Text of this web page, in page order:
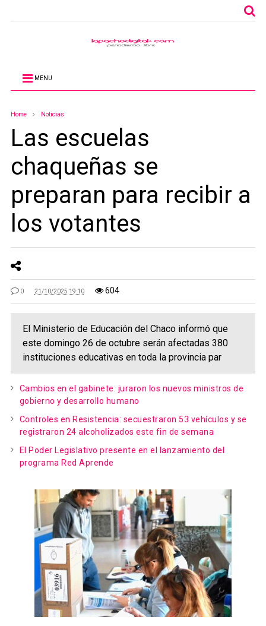
MENU
Home Noticias
Las escuelas
chaqueñas se
preparan para recibir a
los votantes
0 21/10/2025 19:10 604
El Ministerio de Educación del Chaco informó que
este domingo 26 de octubre serán afectadas 380
instituciones educativas en toda la provincia par
Cambios en el gabinete: juraron los nuevos ministros de
gobierno y desarrollo humano
Controles en Resistencia: secuestraron 53 vehículos y se
registraron 24 alcoholizados este fin de semana
El Poder Legislativo presente en el lanzamiento del
programa Red Aprende